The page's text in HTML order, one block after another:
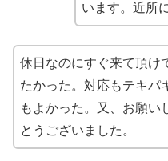
います。近所
休日なのにすぐ来て頂け
たかった。対応もテキパ
もよかった。又、お願い
とうございました。